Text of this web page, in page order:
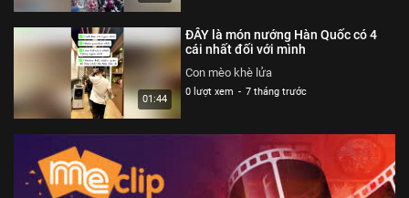
01:44
ĐÂY là món nướng Hàn Quốc có 4
cái nhất đối với mình
Con mèo khè lửa
0 lượt xem - 7 tháng trước